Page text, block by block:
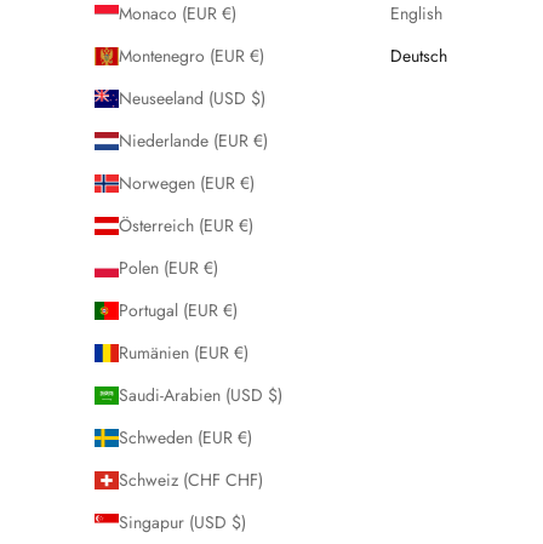
Monaco (EUR €)
Montenegro (EUR €)
Neuseeland (USD $)
Niederlande (EUR €)
Norwegen (EUR €)
Österreich (EUR €)
Polen (EUR €)
Portugal (EUR €)
Rumänien (EUR €)
Saudi-Arabien (USD $)
Schweden (EUR €)
Schweiz (CHF CHF)
Singapur (USD $)
English
Deutsch